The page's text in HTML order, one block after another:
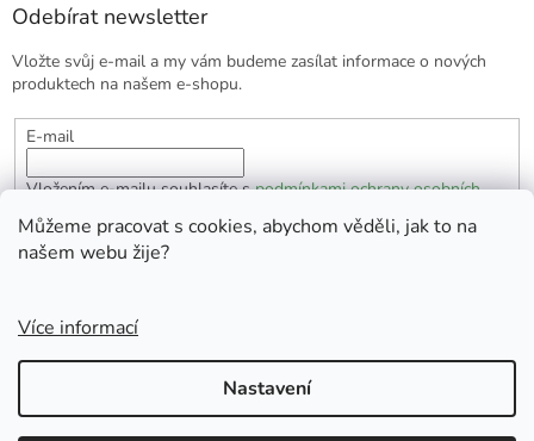
Můžeme pracovat s cookies, abychom věděli, jak to na
našem webu žije?
Více informací
Nastavení
Odebírat newsletter
Vložte svůj e-mail a my vám budeme zasílat informace o nových
produktech na našem e-shopu.
E-mail
Vložením e-mailu souhlasíte spodmínkami ochrany osobních
údajů
PŘIHLÁSIT SE